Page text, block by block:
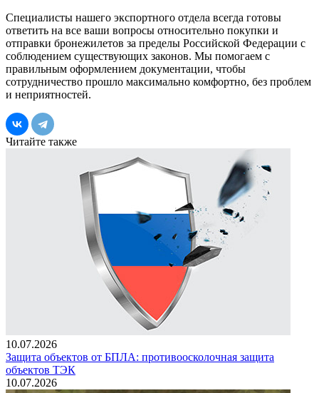
Специалисты нашего экспортного отдела всегда готовы
ответить на все ваши вопросы относительно покупки и
отправки бронежилетов за пределы Российской Федерации с
соблюдением существующих законов. Мы помогаем с
правильным оформлением документации, чтобы
сотрудничество прошло максимально комфортно, без проблем
и неприятностей.
Читайте также
10.07.2026
Защита объектов от БПЛА: противоосколочная защита
объектов ТЭК
10.07.2026